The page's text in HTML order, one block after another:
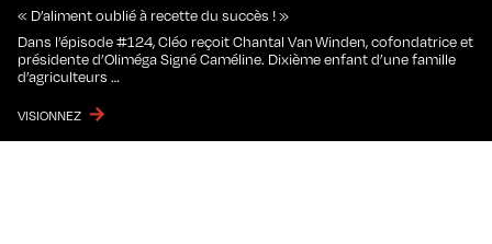
« D’aliment oublié à recette du succès ! »
Dans l’épisode #124, Cléo reçoit Chantal Van Winden, cofondatrice et
présidente d’Oliméga Signé Caméline. Dixième enfant d’une famille
d’agriculteurs …
VISIONNEZ